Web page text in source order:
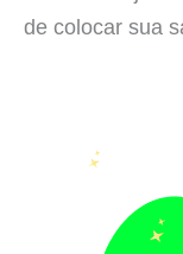
de colocar sua